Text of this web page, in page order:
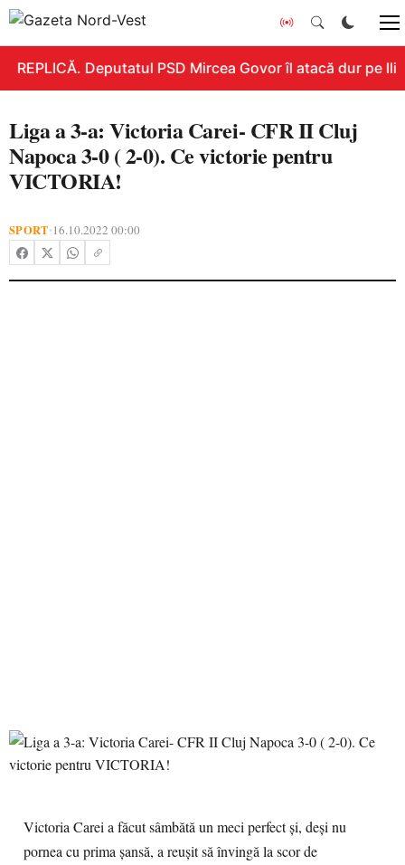
REPLICĂ. Deputatul PSD Mircea Govor îl atacă dur pe
Liga a 3-a: Victoria Carei- CFR II Cluj
Napoca 3-0 ( 2-0). Ce victorie pentru
VICTORIA!
SPORT•16.10.2022 00:00
Victoria Carei a făcut sâmbătă un meci perfect și, deși nu
pornea cu prima șansă, a reușit să învingă la scor de